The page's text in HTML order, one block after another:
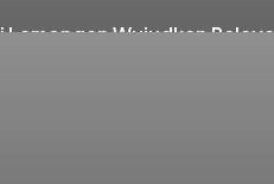
Lamongan Wujudkan